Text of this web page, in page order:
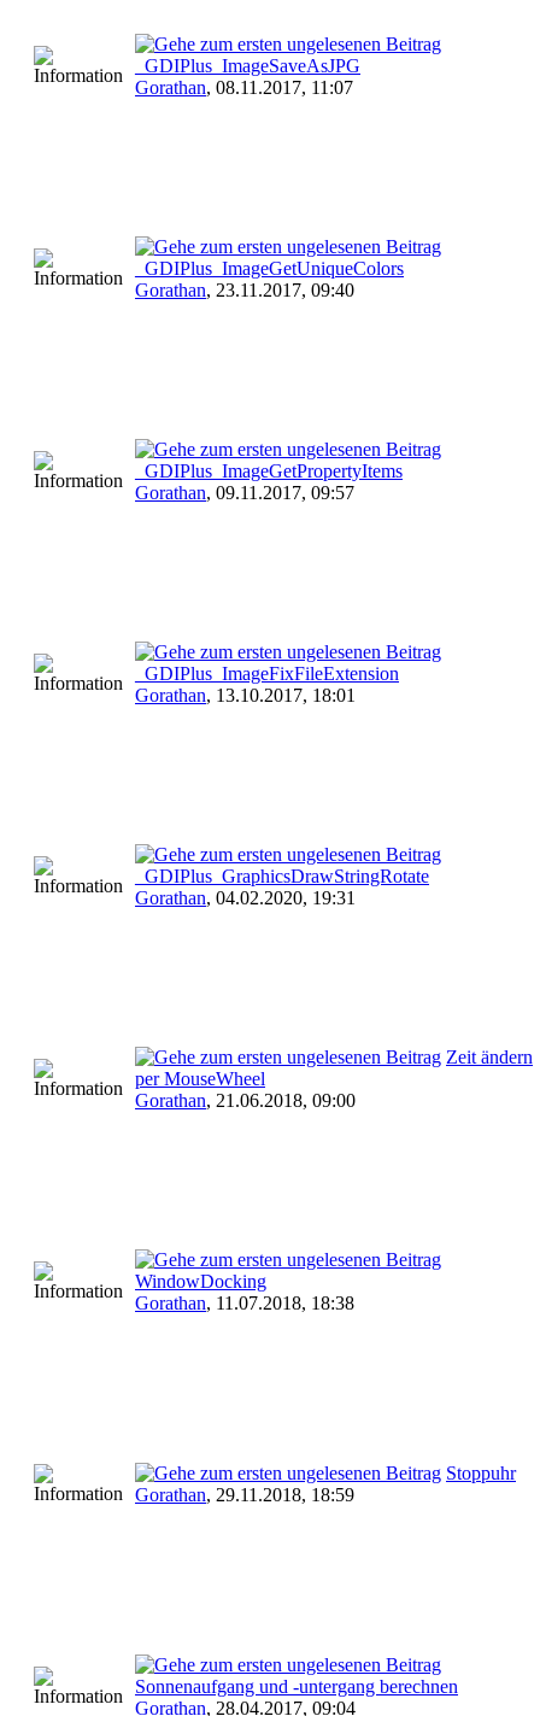
_GDIPlus_ImageSaveAsJPG
Gorathan, 08.11.2017, 11:07
_GDIPlus_ImageGetUniqueColors
Gorathan, 23.11.2017, 09:40
_GDIPlus_ImageGetPropertyItems
Gorathan, 09.11.2017, 09:57
_GDIPlus_ImageFixFileExtension
Gorathan, 13.10.2017, 18:01
_GDIPlus_GraphicsDrawStringRotate
Gorathan, 04.02.2020, 19:31
Zeit ändern
per MouseWheel
Gorathan, 21.06.2018, 09:00
WindowDocking
Gorathan, 11.07.2018, 18:38
Stoppuhr
Gorathan, 29.11.2018, 18:59
Sonnenaufgang und -untergang berechnen
Gorathan, 28.04.2017, 09:04